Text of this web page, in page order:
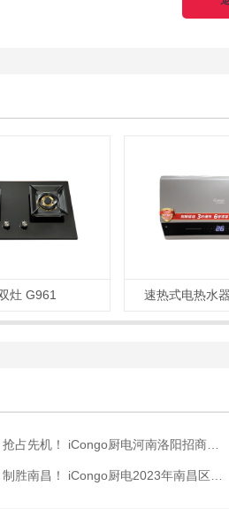
灶 G961 速热式电热水
先机！ iCongo厨电河南洛阳招商峰会圆满召开！
昌！ iCongo厨电2023年南昌区域小型招商会圆满召开！